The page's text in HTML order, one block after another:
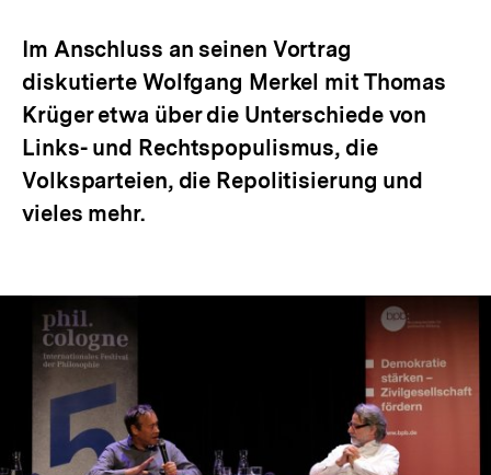
Im Anschluss an seinen Vortrag
diskutierte Wolfgang Merkel mit Thomas
Krüger etwa über die Unterschiede von
Links- und Rechtspopulismus, die
Volksparteien, die Repolitisierung und
vieles mehr.